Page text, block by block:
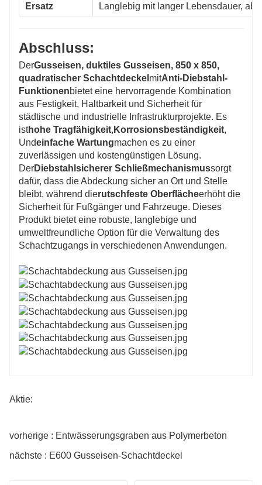
Ersatz
Langlebig mit langer Lebensdauer,
Abschluss:
DerGusseisen, duktiles Gusseisen, 850 x 850,
quadratischer Schachtdeckel mitAnti-Diebstahl-
Funktionenbietet eine hervorragende Kombination
aus Festigkeit, Haltbarkeit und Sicherheit für
städtische und industrielle Infrastrukturprojekte. Es
isthohe Tragfähigkeit, Korrosionsbeständigkeit,
Undeinfache Wartungmachen es zu einer
zuverlässigen und kostengünstigen Lösung.
DerDiebstahlsicherer Schließmechanismussorgt
dafür, dass die Abdeckung sicher an Ort und Stelle
bleibt, während dierutschfeste Oberflächeerhöht die
Sicherheit für Fußgänger und Fahrzeuge. Dieses
Produkt bietet eine robuste, langlebige und
umweltfreundliche Option für die Verwaltung des
Schachtzugangs in verschiedenen Anwendungen.
Aktie:
vorherige : Entwässerungsgraben aus Polymerbeton
nächste : E600 Gusseisen-Schachtdeckel